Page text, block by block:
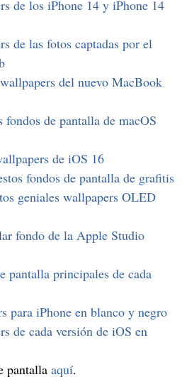
de los iPhone 14 y iPhone 14
de las fotos captadas por el
del nuevo MacBook
fondos de pantalla de macOS
de iOS 16
fondos de pantalla de grafitis
geniales wallpapers OLED
fondo de la Apple Studio
pantalla principales de cada
para iPhone en blanco y negro
de cada versión de iOS en
pantalla aquí.